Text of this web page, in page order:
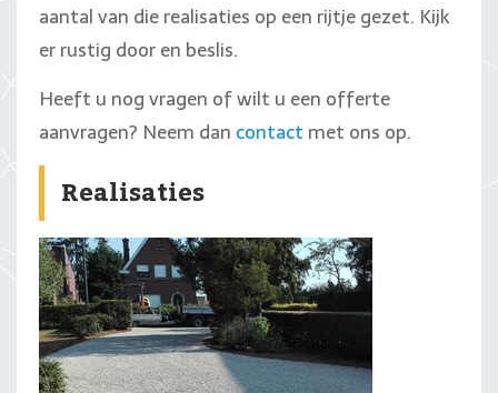
aantal van die realisaties op een rijtje gezet. Kijk
er rustig door en beslis.
Heeft u nog vragen of wilt u een offerte
aanvragen? Neem dan contact met ons op.
Realisaties